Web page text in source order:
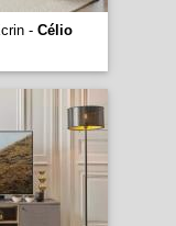
- Célio